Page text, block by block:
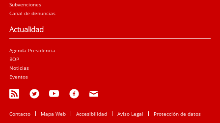
Subvenciones
Canal de denuncias
Actualidad
Agenda Presidencia
BOP
Noticias
Eventos
Contacto Mapa Web Accesibilidad Aviso Legal Protección de datos